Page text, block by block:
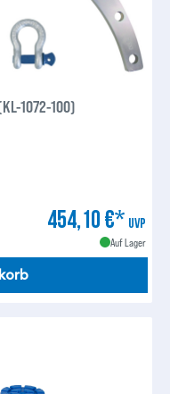
1072-100)
454,10 €* UVP
Auf Lager